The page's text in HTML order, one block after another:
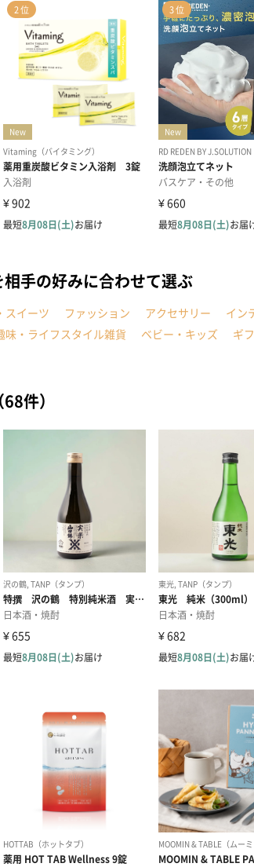
手の好みに合わせて選ぶ
スイーツ ファッション アクセサリー イン
味・ライフスタイル雑貨 ベビー・キッズ ギ
件）